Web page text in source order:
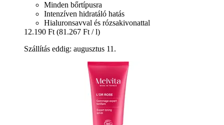
Minden bőrtípusra
Intenzíven hidratáló hatás
Hialuronsavval és rózsakivonattal
12.190 Ft (81.267 Ft / l)
Szállítás eddig: augusztus 11.